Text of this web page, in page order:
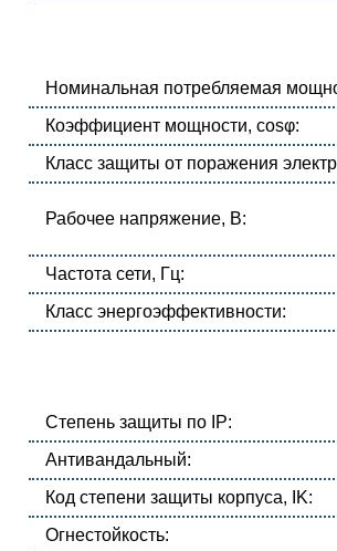
Номинальная потребляемая
Коэффициент мощности, cosφ:
Класс защиты от поражения
Рабочее напряжение, В:
Частота сети, Гц:
Класс энергоэффективности:
Степень защиты по IP:
Антивандальный:
Код степени защиты корпуса, IK:
Огнестойкость: